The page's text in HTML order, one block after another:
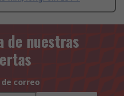
de nuestras
correo